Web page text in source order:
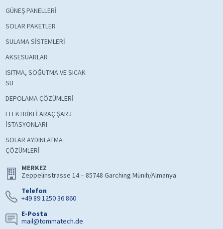
GÜNEŞ PANELLERİ
SOLAR PAKETLER
SULAMA SİSTEMLERİ
AKSESUARLAR
ISITMA, SOĞUTMA VE SICAK
SU
DEPOLAMA ÇÖZÜMLERİ
ELEKTRİKLİ ARAÇ ŞARJ
İSTASYONLARI
SOLAR AYDINLATMA
ÇÖZÜMLERİ
MERKEZ
Zeppelinstrasse 14 – 85748 Garching Münih/Almanya
Telefon
+49 89 1250 36 860
E-Posta
mail@tommatech.de